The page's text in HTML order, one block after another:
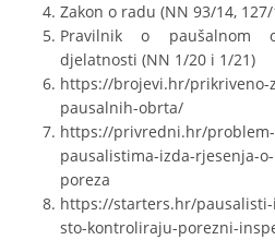
Zakon o radu (NN 93/14,
Pravilnik o paušalnom
djelatnosti (NN 1/20 i 1/21)
https://brojevi.hr/prikriveno-
pausalnih-obrta/
https://privredni.hr/
pausalistima-izda-rjesenja-
poreza
https://starters.hr/
sto-kontroliraju-porezni-